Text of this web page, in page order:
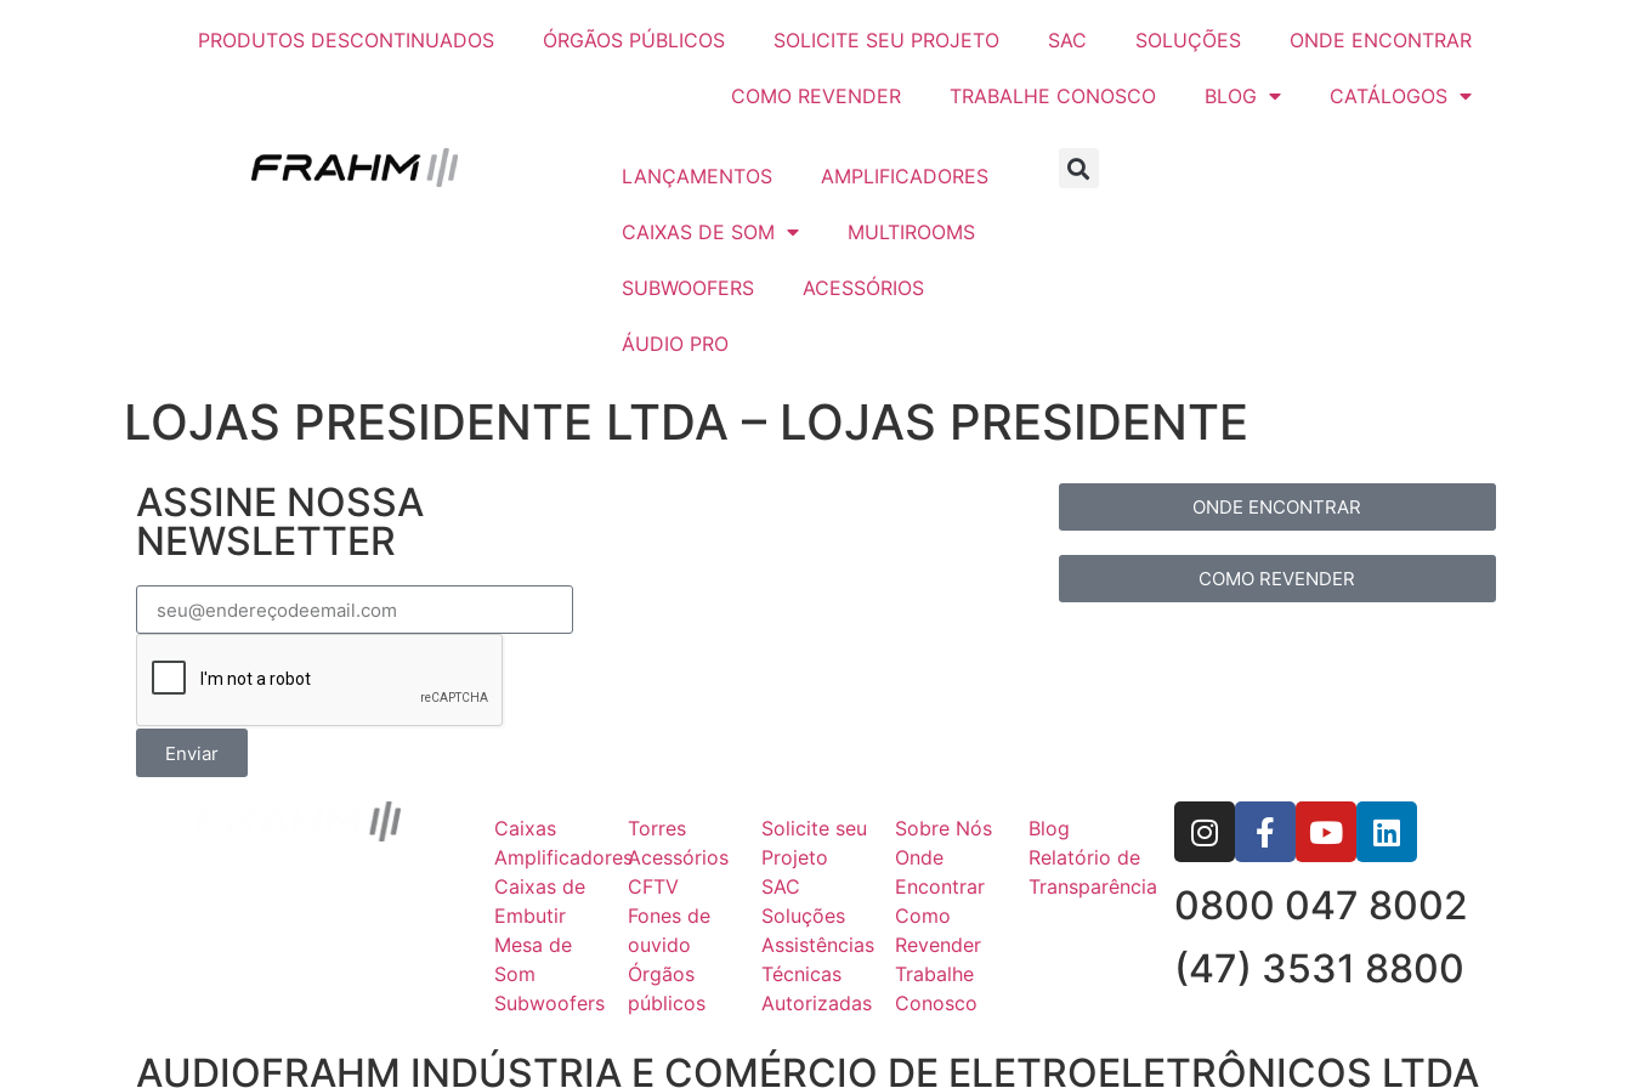
PRODUTOS DESCONTINUADOS ÓRGÃOS PÚBLICOS SOLICITE SEU PROJETO SAC SOLUÇÕES ONDE ENCONTRAR
COMO REVENDER TRABALHE CONOSCO BLOG CATÁLOGOS
LANÇAMENTOS AMPLIFICADORES
CAIXAS DE SOM MULTIROOMS
SUBWOOFERS ACESSÓRIOS
ÁUDIO PRO
LOJAS PRESIDENTE LTDA – LOJAS PRESIDENTE
ASSINE NOSSA
NEWSLETTER
Enviar
ONDE ENCONTRAR
COMO REVENDER
Caixas
Amplificadores
Caixas de
Embutir
Mesa de
Som
Subwoofers
Torres
Acessórios
CFTV
Fones de
ouvido
Órgãos
públicos
Solicite seu
Projeto
SAC
Soluções
Assistências
Técnicas
Autorizadas
Sobre Nós
Onde
Encontrar
Como
Revender
Trabalhe
Conosco
Blog
Relatório de
Transparência
0800 047 8002
(47) 3531 8800
AUDIOFRAHM INDÚSTRIA E COMÉRCIO DE ELETROELETRÔNICOS LTDA